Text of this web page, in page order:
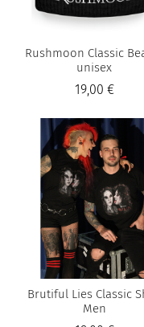
Rushmoon Classic
unisex
19,00 €
Brutiful Lies Classic
Men